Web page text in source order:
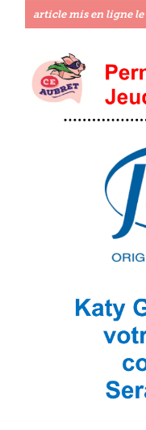
article mis en ligne le